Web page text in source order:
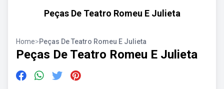
Peças De Teatro Romeu E Julieta
Home>Peças De Teatro Romeu E Julieta
Peças De Teatro Romeu E Julieta